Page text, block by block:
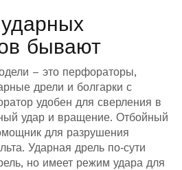
бывают
– это перфораторы,
дрели и болгарки с
удобен для сверления в
удар и вращение. Отбойный
для разрушения
Ударная дрель по‑сути
но имеет режим удара для